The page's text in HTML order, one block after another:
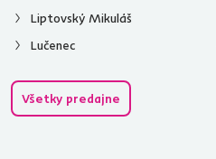
Liptovský Mikuláš
Lučenec
Všetky predajne